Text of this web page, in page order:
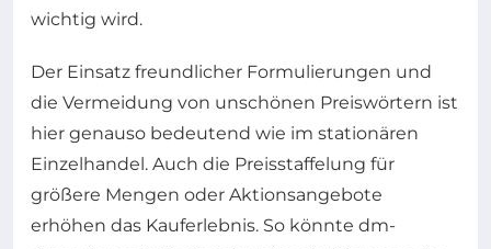
wichtig wird.
Der Einsatz freundlicher Formulierungen und
die Vermeidung von unschönen Preiswörtern ist
hier genauso bedeutend wie im stationären
Einzelhandel. Auch die Preisstaffelung für
größere Mengen oder Aktionsangebote
erhöhen das Kauferlebnis. So könnte dm-